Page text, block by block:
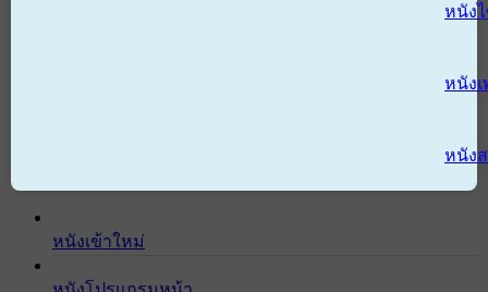
หนัง
หนังเ
หนัง
หนังเข้าใหม่